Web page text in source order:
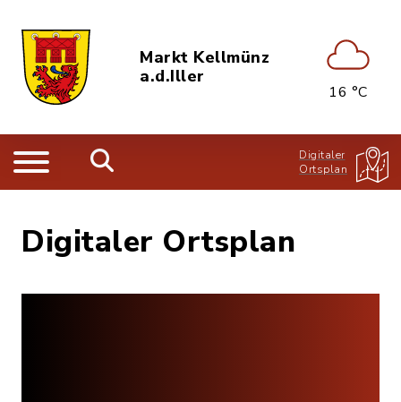
Markt Kellmünz
a.d.Iller
16 °C
Digitaler
Ortsplan
Digitaler Ortsplan